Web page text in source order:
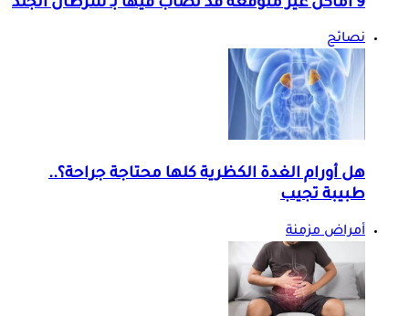
9 أماكن غير متوقعة قد تُصاب فيها بـ سرطان الجلد
نصائح
هل أورام الغدة الكظرية كلها محتاجة جراحة؟..
طبيبة تجيب
أمراض مزمنة